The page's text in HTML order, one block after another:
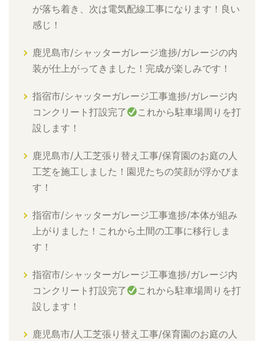
が落ち着き、次は電気配線工事になります！良い
感じ！
鹿児島市/シャッターガレージ進捗/ガレージの内
装が仕上がってきました！完成が楽しみです！
指宿市/シャッターガレージ工事進捗/ガレージ内
コンクリート打設完了
これから駐車場周りを打
設します！
鹿児島市/人工芝張り替え工事/保育園のお庭の人
工芝を施工しました！園児たちの笑顔が浮かびま
す！
指宿市/シャッターガレージ工事進捗/本体が組み
上がりました！これから土間の工事に移行しま
す！
指宿市/シャッターガレージ工事進捗/ガレージ内
コンクリート打設完了
これから駐車場周りを打
設します！
鹿児島市/人工芝張り替え工事/保育園のお庭の人